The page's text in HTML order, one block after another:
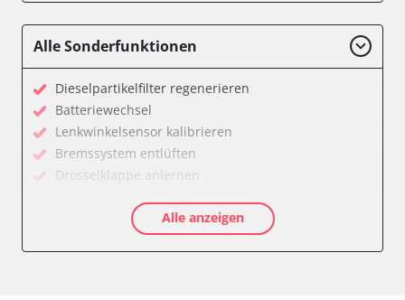
Bremskraftverstärker
Diagnoseschnittstelle (EOBD/OBDII)
Differentialsperre
Einparkhilfe
Einparkhilfe Lenkhilfe
Fahrtrichtungskamera
Fernlichtassistent
Feststellbremse (EPB / SBC)
Alle Sonderfunktionen
Dieselpartikelfilter regenerieren
Batteriewechsel
Lenkwinkelsensor kalibrieren
Bremssystem entlüften
Drosselklappe anlernen
Luftmassenmesser anlernen
Kraftstofftank entleeren
Alle anzeigen